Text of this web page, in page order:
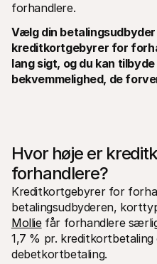
forhandlere.
Vælg din betalingsudbyder
kreditkortgebyrer for
lang sigt, og du kan
bekvemmelighed, de
Hvor høje er
forhandlere?
Kreditkortgebyrer for
Mollie får forhandlere
1,7 % pr. kreditkortbetaling
debetkortbetaling.